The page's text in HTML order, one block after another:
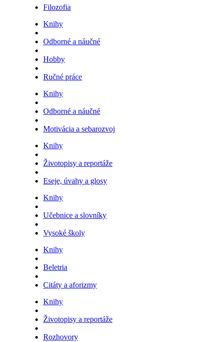
Filozofia
Knihy
Odborné a náučné
Hobby
Ručné práce
Knihy
Odborné a náučné
Motivácia a sebarozvoj
Knihy
Životopisy a reportáže
Eseje, úvahy a glosy
Knihy
Učebnice a slovníky
Vysoké školy
Knihy
Beletria
Citáty a aforizmy
Knihy
Životopisy a reportáže
Rozhovory